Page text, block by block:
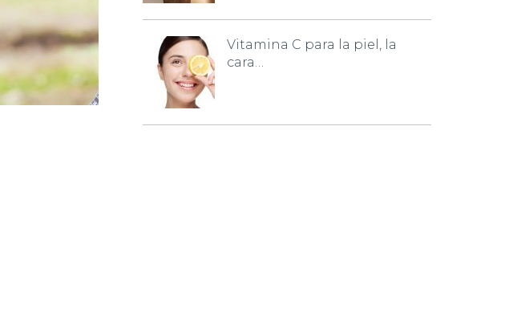
Vitamina C para la piel, la
cara…